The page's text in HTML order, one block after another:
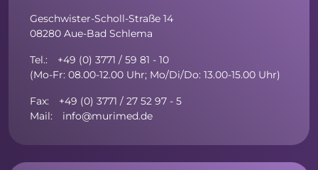
Geschwister-Scholl-Straße 14
08280 Aue-Bad Schlema
Tel.: +49 (0) 3771 / 59 81 - 10
(Mo-Fr: 08.00-12.00 Uhr; Mo/Di/Do: 13.00-15.00 Uhr)
Fax: +49 (0) 3771 / 27 52 97 - 5
Mail: info@murimed.de